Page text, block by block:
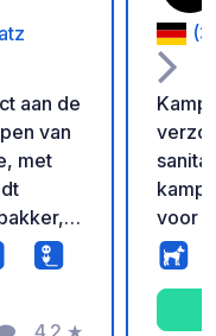
aan de
van
met
4.2 ★
voor
grote
direct